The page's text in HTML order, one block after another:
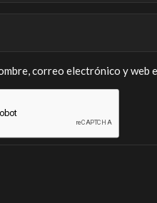
correo electrónico y web